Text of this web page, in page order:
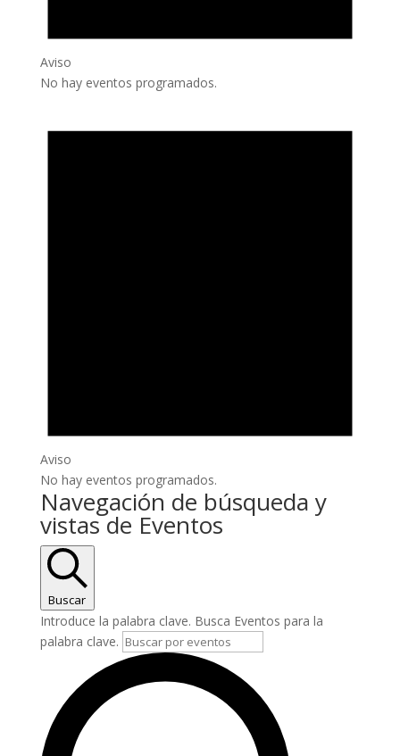
Aviso
No hay eventos programados.
Aviso
No hay eventos programados.
Navegación de búsqueda y
vistas de Eventos
Buscar
Introduce la palabra clave. Busca Eventos para la
palabra clave.